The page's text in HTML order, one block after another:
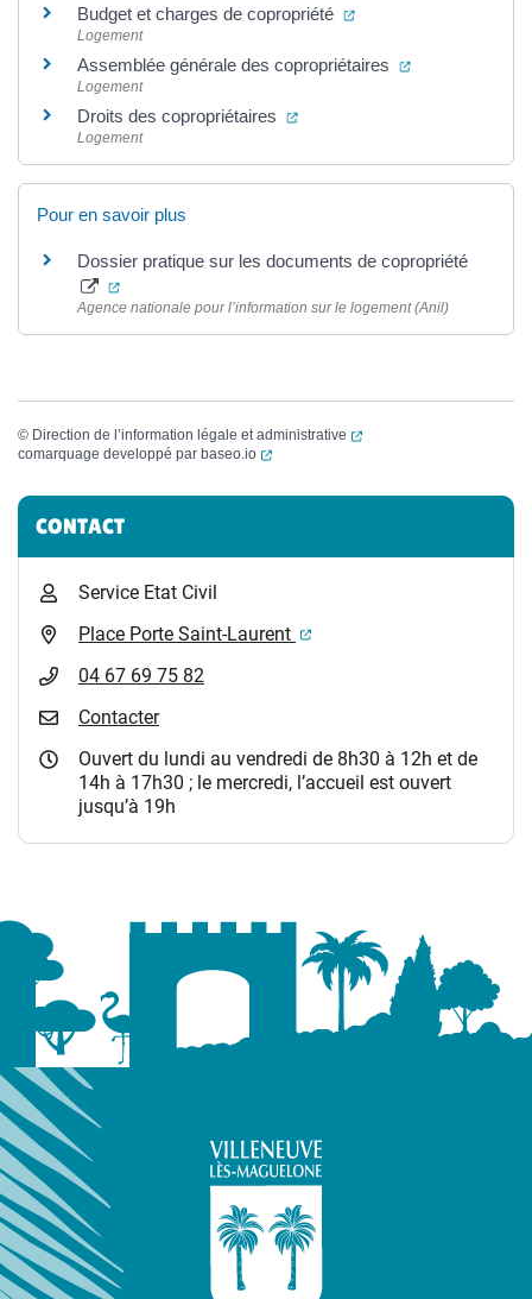
Budget et charges de copropriété (ouverture dans un
Logement
Assemblée générale des copropriétaires (ouverture
Logement
Droits des copropriétaires (ouverture dans un nouvel
Logement
Pour en savoir plus
Dossier pratique sur les documents de copropriété
(ouverture dans un nouvel onglet)
Agence nationale pour l’information sur le logement (Anil)
© Direction de l’information légale et administrative
(ouverture dans un
comarquage developpé par baseo.io (ouverture dans un nouvel onglet)
Informations complémentaires
CONTACT
Service Etat Civil
Place Porte Saint-Laurent
(ouverture dans un
04 67 69 75 82
Contacter
Ouvert du lundi au vendredi de 8h30 à 12h et de
14h à 17h30 ; le mercredi, l’accueil est ouvert
jusqu’à 19h